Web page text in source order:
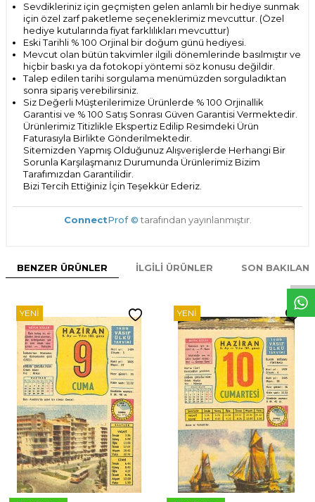
W
h
t
s
p
p
D
e
s
e
H
a
t
t
Sevdikleriniz için geçmişten gelen anlamlı bir hediye sunmak
için özel zarf paketleme seçeneklerimiz mevcuttur. (Özel
hediye kutularında fiyat farklılıkları mevcuttur)
Eski Tarihli % 100 Orjinal bir doğum günü hediyesi.
Mevcut olan bütün takvimler ilgili dönemlerinde basılmıştır ve
hiçbir baskı ya da fotokopi yöntemi söz konusu değildir.
Talep edilen tarihi sorgulama menümüzden sorguladıktan
sonra sipariş verebilirsiniz.
Siz Değerli Müşterilerimize Ürünlerde % 100 Orjinallik
Garantisi ve % 100 Satış Sonrası Güven Garantisi Vermektedir.
Ürünlerimiz Titizlikle Ekspertiz Edilip Resimdeki Ürün
Faturasıyla Birlikte Gönderilmektedir.
Sitemizden Yapmış Olduğunuz Alışverişlerde Herhangi Bir
Sorunla Karşılaşmanız Durumunda Ürünlerimiz Bizim
Tarafımızdan Garantilidir.
Bizi Tercih Ettiğiniz İçin Teşekkür Ederiz.
ConnectProf © tarafından yayınlanmıştır.
BENZER ÜRÜNLER İLGILI ÜRÜNLER SON
YENI YENI